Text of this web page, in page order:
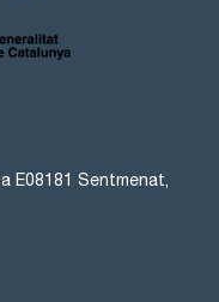
E08181 Sentmenat,